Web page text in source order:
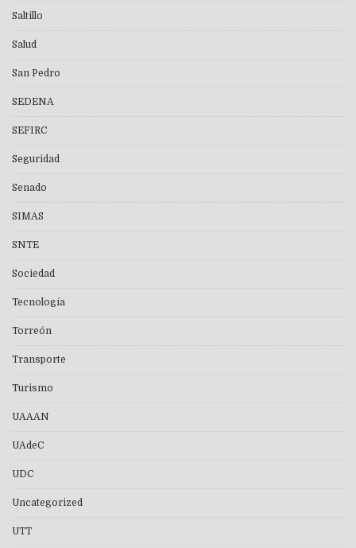
Saltillo
Salud
San Pedro
SEDENA
SEFIRC
Seguridad
Senado
SIMAS
SNTE
Sociedad
Tecnología
Torreón
Transporte
Turismo
UAAAN
UAdeC
UDC
Uncategorized
UTT